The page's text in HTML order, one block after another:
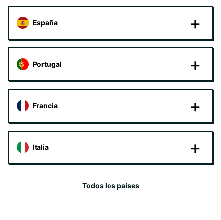
España
Portugal
Francia
Italia
Todos los países